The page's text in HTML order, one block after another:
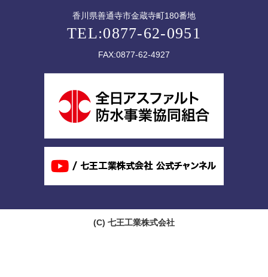
香川県善通寺市金蔵寺町180番地
TEL:0877-62-0951
FAX:0877-62-4927
(C) 七王工業株式会社